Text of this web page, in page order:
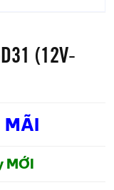
(12V-
MÃI
MỚI